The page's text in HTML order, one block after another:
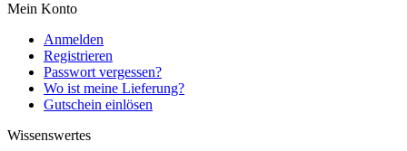
Mein Konto
Anmelden
Registrieren
Passwort vergessen?
Wo ist meine Lieferung?
Gutschein einlösen
Wissenswertes